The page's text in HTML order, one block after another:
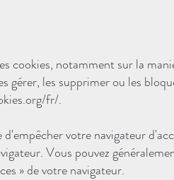
cookies, notamment sur la
gérer, les supprimer ou les
fr/.
d'empêcher votre navigateur
Vous pouvez
» de votre navigateur.